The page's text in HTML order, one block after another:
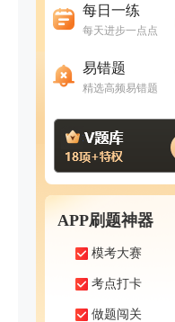
每日一练
每天进步一点点
易错题
精选高频易错题
APP刷题神器
模考大赛
考点打卡
做题闯关